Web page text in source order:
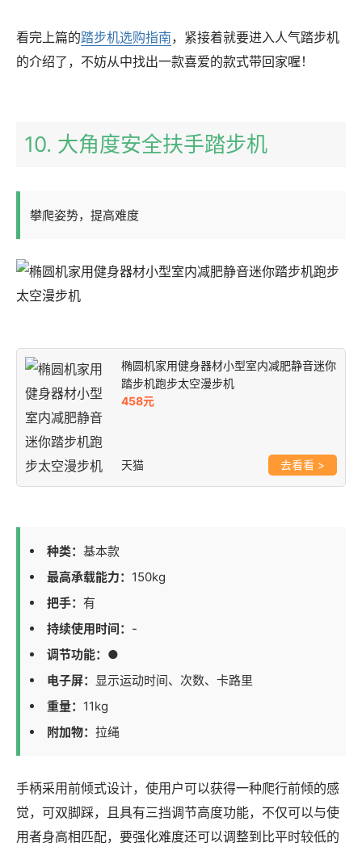
看完上篇的踏步机选购指南，紧接着就要进入人气踏步机
的介绍了，不妨从中找出一款喜爱的款式带回家喔！
10. 大角度安全扶手踏步机
攀爬姿势，提高难度
椭圆机家用健身器材小型室内减肥静音迷你
踏步机跑步太空漫步机
458元
天猫 >
种类： 基本款
最高承载能力： 150kg
把手： 有
持续使用时间： -
调节功能： ●
电子屏：
显示运动时间、次数、卡路里
重量： 11kg
附加物： 拉绳
手柄采用前倾式设计，使用户可以获得一种爬行前倾的感
觉，可双脚踩，且具有三挡调节高度功能，不仅可以与使
用者身高相匹配，要强化难度还可以调整到比平时较低的